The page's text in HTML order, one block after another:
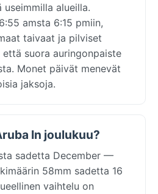
alueilla.
amsta 6:15 pmiin,
taivaat ja pilviset
suora auringonpaiste
Monet päivät menevät
jaksoja.
In joulukuu?
sadetta December —
58mm sadetta 16
vaihtelu on